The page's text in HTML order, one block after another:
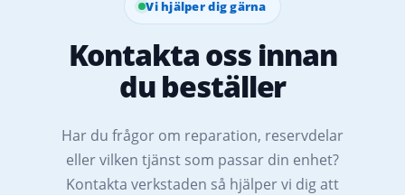
Vi hjälper dig gärna
Kontakta oss innan
du beställer
Har du frågor om reparation, reservdelar
eller vilken tjänst som passar din enhet?
Kontakta verkstaden så hjälper vi dig att